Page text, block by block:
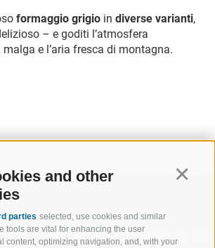
and other
parties selected, use cookies and similar
tools are vital for enhancing the user
content, optimizing navigation, and, with your
formaggio grigio in diverse varianti,
– e goditi l’atmosfera
e l’aria fresca di montagna.
REGIONE
SPORT E